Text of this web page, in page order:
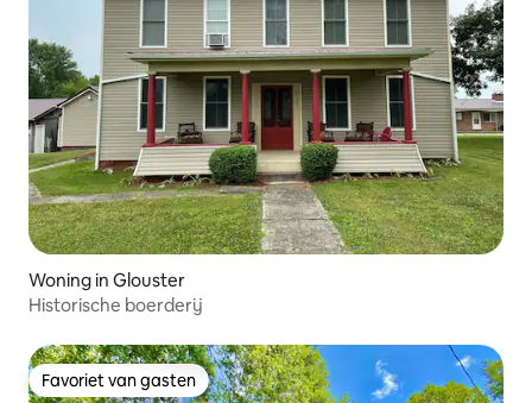
Woning in Glouster
Historische boerderij
Favoriet van gasten
Favoriet van gasten